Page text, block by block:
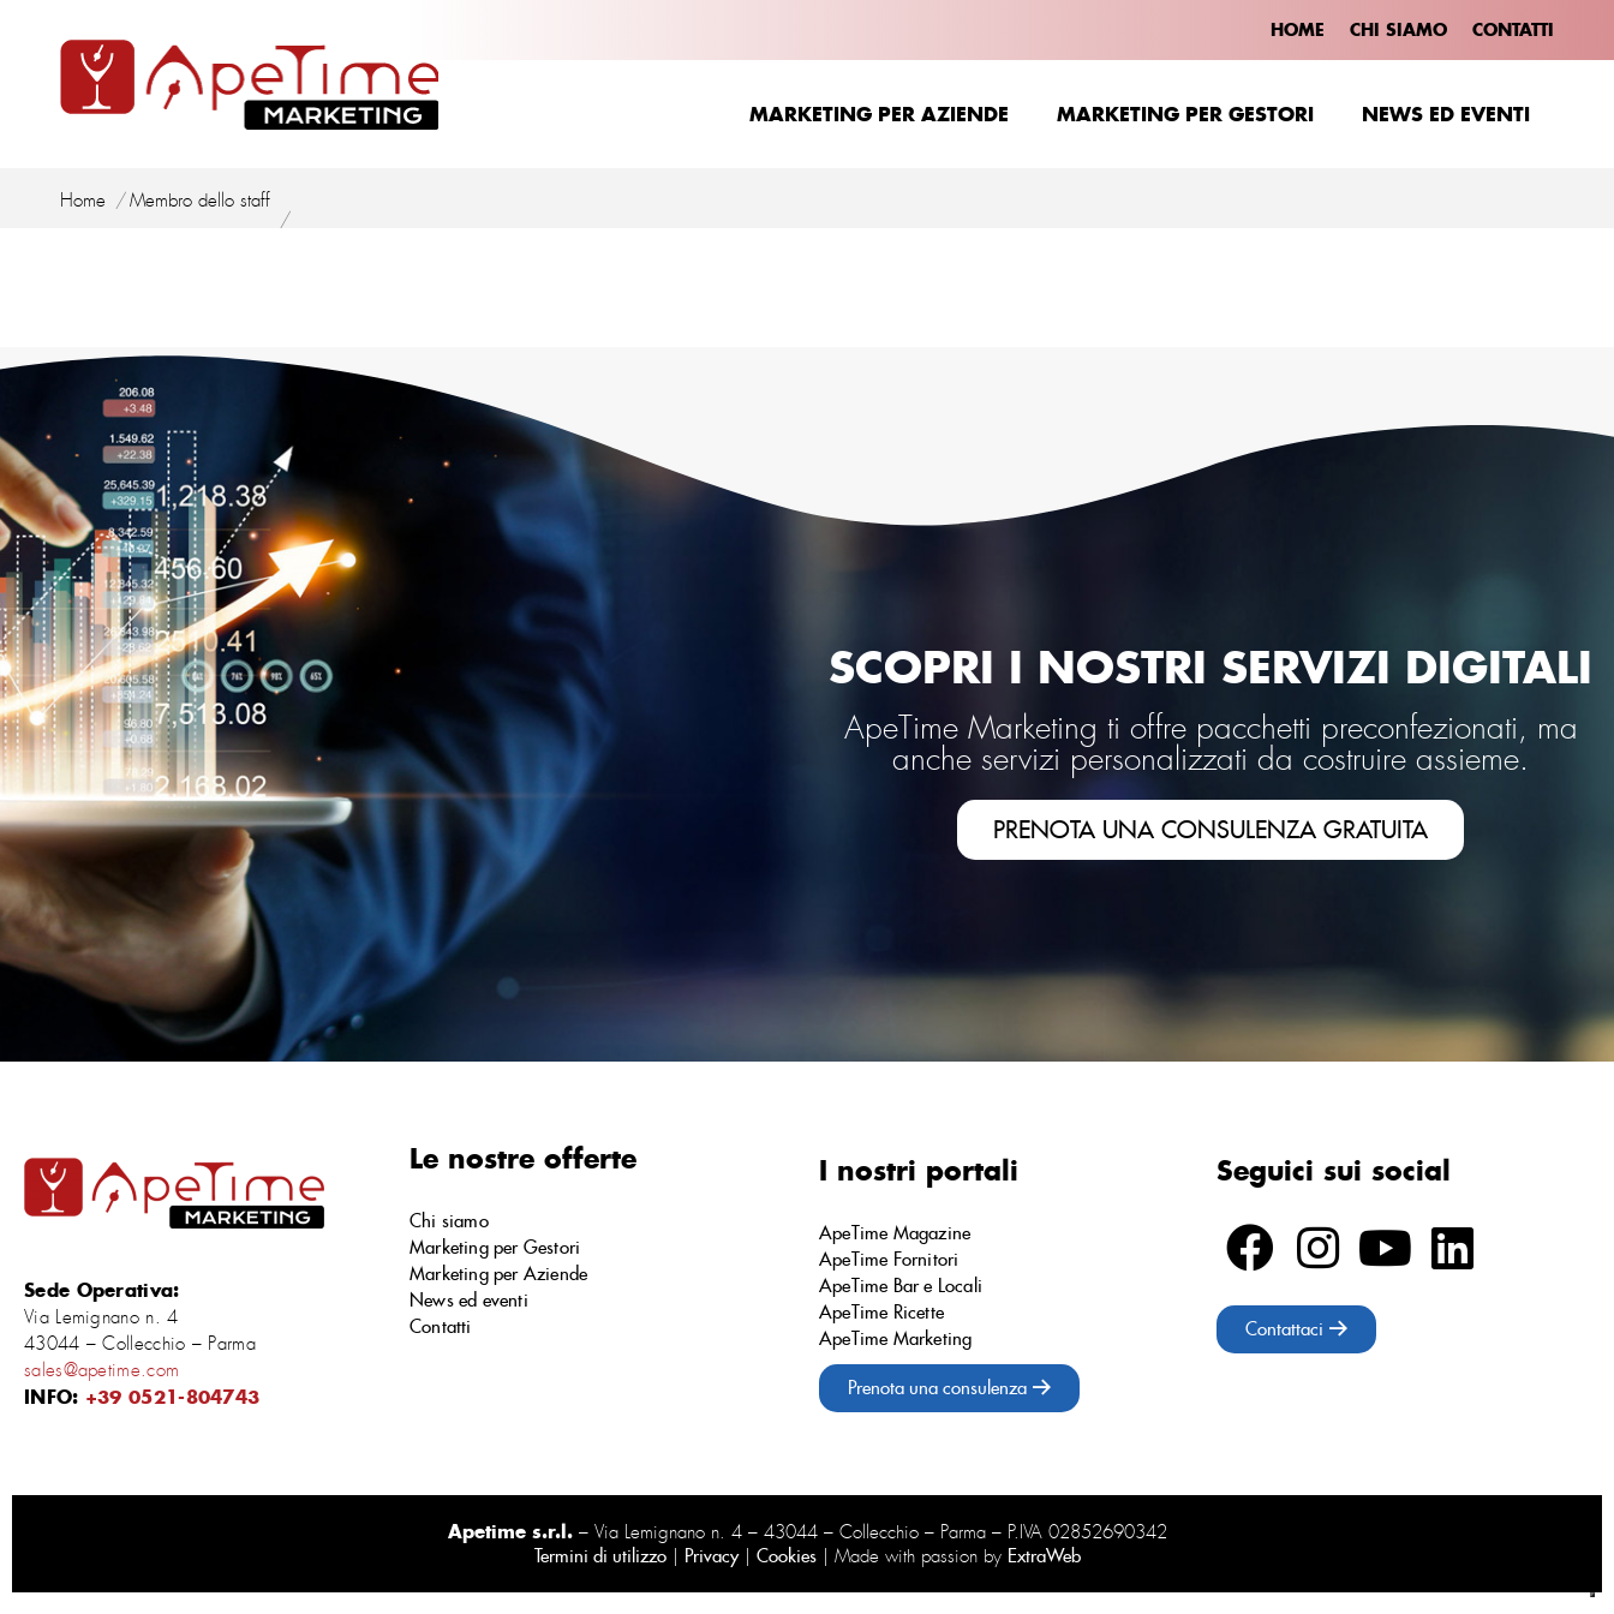
HOME CHI SIAMO CONTATTI
MARKETING PER AZIENDE MARKETING PER GESTORI NEWS ED EVENTI
Tu sei qui:
Home Membro dello staff
SCOPRI I NOSTRI SERVIZI DIGITALI
ApeTime Marketing ti offre pacchetti preconfezionati, ma
anche servizi personalizzati da costruire assieme.
PRENOTA UNA CONSULENZA GRATUITA
Sede Operativa:
Via Lemignano n. 4
43044 – Collecchio – Parma
sales@apetime.com
INFO: +39 0521-804743
Le nostre offerte
Chi siamo
Marketing per Gestori
Marketing per Aziende
News ed eventi
Contatti
I nostri portali
ApeTime Magazine
ApeTime Fornitori
ApeTime Bar e Locali
ApeTime Ricette
ApeTime Marketing
Prenota una consulenza
Seguici sui social
Contattaci
Apetime s.r.l.– Via Lemignano n. 4 – 43044 – Collecchio – Parma – P.IVA 02852690342
Termini di utilizzo| Privacy| Cookies| Made with passion by ExtraWeb
MARKETING PER AZIENDE MARKETING PER GESTORI NEWS ED EVENTI